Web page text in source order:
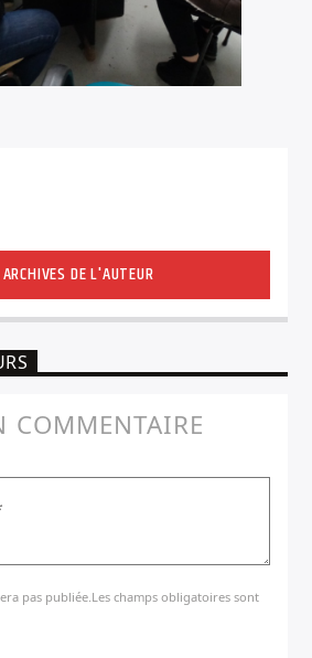
DE L'AUTEUR
COMMENTAIRE
pas publiée.Les champs obligatoires sont